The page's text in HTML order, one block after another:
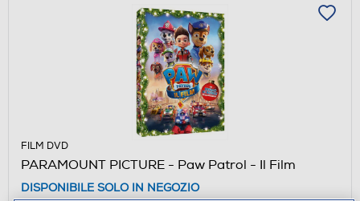
FILM DVD
PARAMOUNT PICTURE - Paw Patrol - Il Film
DISPONIBILE SOLO IN NEGOZIO